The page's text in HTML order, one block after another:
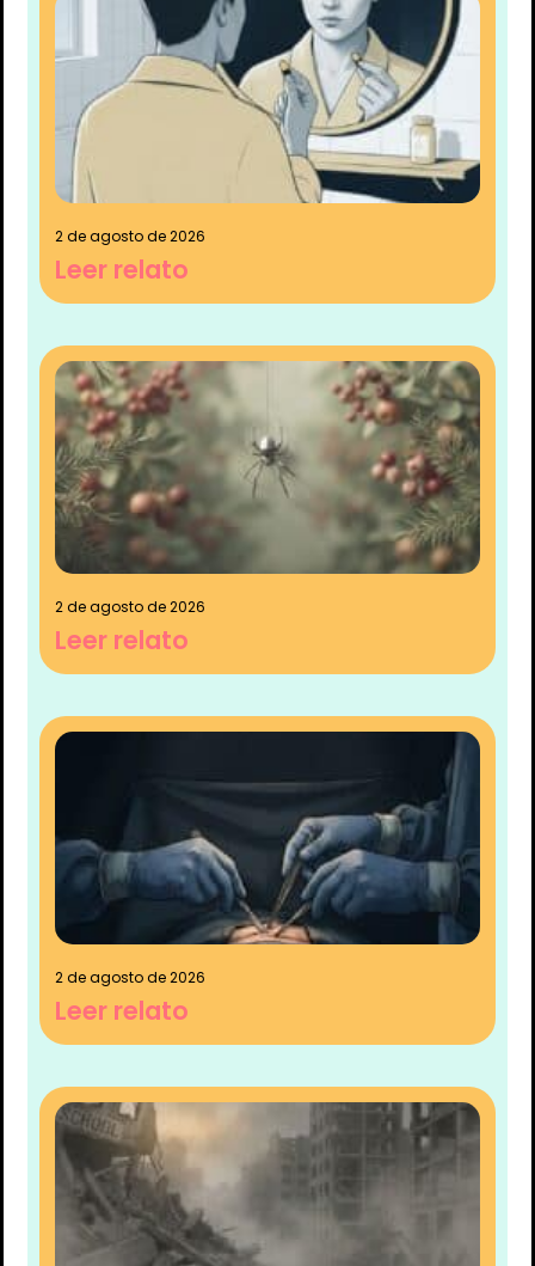
2 de agosto de 2026
Leer relato
2 de agosto de 2026
Leer relato
2 de agosto de 2026
Leer relato